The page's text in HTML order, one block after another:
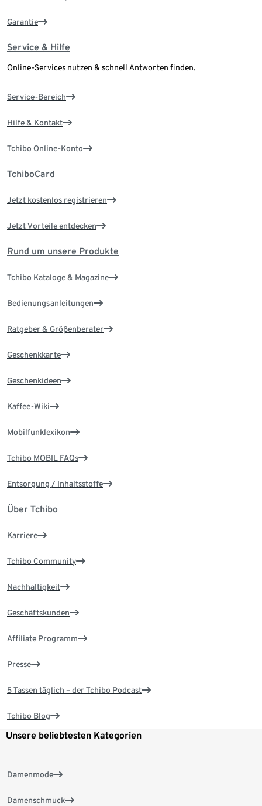
Garantie
Service & Hilfe
Online-Services nutzen & schnell Antworten finden.
Service-Bereich
Hilfe & Kontakt
Tchibo Online-Konto
TchiboCard
Jetzt kostenlos registrieren
Jetzt Vorteile entdecken
Rund um unsere Produkte
Tchibo Kataloge & Magazine
Bedienungsanleitungen
Ratgeber & Größenberater
Geschenkkarte
Geschenkideen
Kaffee-Wiki
Mobilfunklexikon
Tchibo MOBIL FAQs
Entsorgung / Inhaltsstoffe
Über Tchibo
Karriere
Tchibo Community
Nachhaltigkeit
Geschäftskunden
Affiliate Programm
Presse
5 Tassen täglich – der Tchibo Podcast
Tchibo Blog
Unsere beliebtesten Kategorien
Damenmode
Damenschmuck